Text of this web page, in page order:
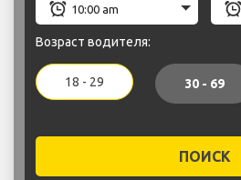
Возраст водителя:
18 - 29 30 - 69
ПОИСК